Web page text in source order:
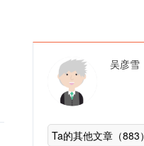
吴彦雪
Ta的其他文章（883）